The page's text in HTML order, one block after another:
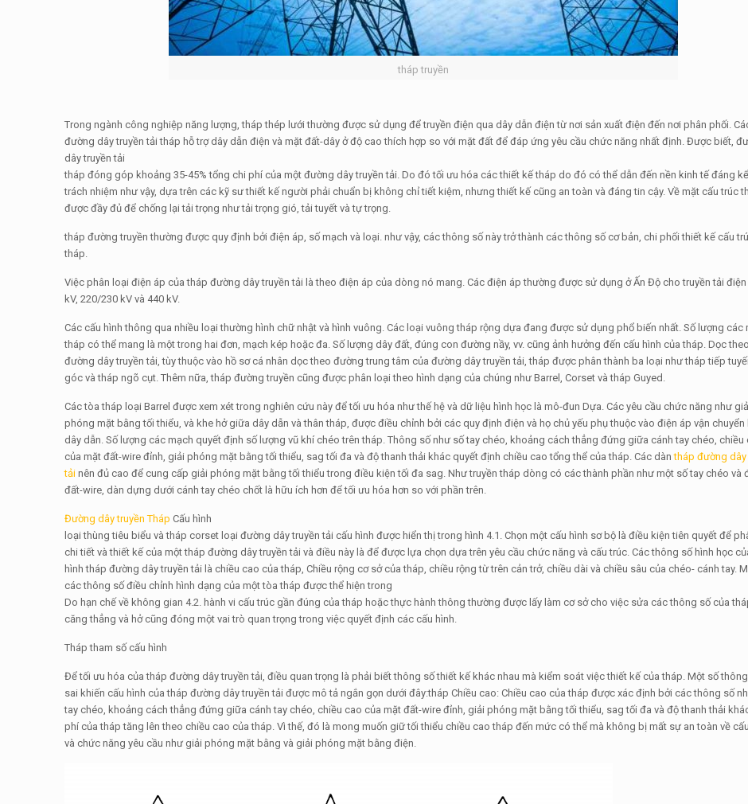
tháp truyền
Trong ngành công nghiệp năng lượng, tháp thép lưới thường được sử dụng để truyền điện qua dây dẫn điện từ nơi sản xuất điện đến nơi phân phối.
đường dây truyền tải tháp hỗ trợ dây dẫn điện và mặt đất-dây ở độ cao thích hợp so với mặt đất để đáp ứng yêu cầu chức năng nhất định. Được biết,
dây truyền tải
tháp đóng góp khoảng 35-45% tổng chi phí của một đường dây truyền tải. Do đó tối ưu hóa các thiết kế tháp do đó có thể dẫn đến nền kinh tế đáng
trách nhiệm như vậy, dựa trên các kỹ sư thiết kế người phải chuẩn bị không chỉ tiết kiệm, nhưng thiết kế cũng an toàn và đáng tin cậy. Về mặt cấu trúc
được đầy đủ để chống lại tải trọng như tải trọng gió, tải tuyết và tự trọng.
tháp đường truyền thường được quy định bởi điện áp, số mạch và loại. như vậy, các thông số này trở thành các thông số cơ bản, chi phối thiết kế cấu
tháp.
Việc phân loại điện áp của tháp đường dây truyền tải là theo điện áp của dòng nó mang. Các điện áp thường được sử dụng ở Ấn Độ cho truyền tải điện
kV, 220/230 kV và 440 kV.
Các cấu hình thông qua nhiều loại thường hình chữ nhật và hình vuông. Các loại vuông tháp rộng dựa đang được sử dụng phổ biến nhất. Số lượng các
tháp có thể mang là một trong hai đơn, mạch kép hoặc đa. Số lượng dây đất, đúng con đường nầy, vv. cũng ảnh hưởng đến cấu hình của tháp. Dọc
đường dây truyền tải, tùy thuộc vào hồ sơ cá nhân dọc theo đường trung tâm của đường dây truyền tải, tháp được phân thành ba loại như tháp tiếp
góc và tháp ngõ cụt. Thêm nữa, tháp đường truyền cũng được phân loại theo hình dạng của chúng như Barrel, Corset và tháp Guyed.
Các tòa tháp loại Barrel được xem xét trong nghiên cứu này để tối ưu hóa như thế hệ và dữ liệu hình học là mô-đun Dựa. Các yêu cầu chức năng như
phóng mặt bằng tối thiểu, và khe hở giữa dây dẫn và thân tháp, được điều chỉnh bởi các quy định điện và họ chủ yếu phụ thuộc vào điện áp vận chuyển
dây dẫn. Số lượng các mạch quyết định số lượng vũ khí chéo trên tháp. Thông số như số tay chéo, khoảng cách thẳng đứng giữa cánh tay chéo, chiều
của mặt đất-wire đỉnh, giải phóng mặt bằng tối thiểu, sag tối đa và độ thanh thải khác quyết định chiều cao tổng thể của tháp. Các dàntháp đường dây
tải nên đủ cao để cung cấp giải phóng mặt bằng tối thiểu trong điều kiện tối đa sag. Như truyền tháp dòng có các thành phần như một số tay chéo và
đất-wire, dàn dựng dưới cánh tay chéo chốt là hữu ích hơn để tối ưu hóa hơn so với phần trên.
Đường dây truyền Tháp Cấu hình
loại thùng tiêu biểu và tháp corset loại đường dây truyền tải cấu hình được hiển thị trong hình 4.1. Chọn một cấu hình sơ bộ là điều kiện tiên quyết để
chi tiết và thiết kế của một tháp đường dây truyền tải và điều này là để được lựa chọn dựa trên yêu cầu chức năng và cấu trúc. Các thông số hình học
hình tháp đường dây truyền tải là chiều cao của tháp, Chiều rộng cơ sở của tháp, chiều rộng từ trên cản trở, chiều dài và chiều sâu của chéo- cánh tay.
các thông số điều chỉnh hình dạng của một tòa tháp được thể hiện trong
Do hạn chế về không gian 4.2. hành vi cấu trúc gần đúng của tháp hoặc thực hành thông thường được lấy làm cơ sở cho việc sửa các thông số của
căng thẳng và hở cũng đóng một vai trò quan trọng trong việc quyết định các cấu hình.
Tháp tham số cấu hình
Để tối ưu hóa của tháp đường dây truyền tải, điều quan trọng là phải biết thông số thiết kế khác nhau mà kiểm soát việc thiết kế của tháp. Một số
sai khiến cấu hình của tháp đường dây truyền tải được mô tả ngắn gọn dưới đây:tháp Chiều cao: Chiều cao của tháp được xác định bởi các thông số
tay chéo, khoảng cách thẳng đứng giữa cánh tay chéo, chiều cao của mặt đất-wire đỉnh, giải phóng mặt bằng tối thiểu, sag tối đa và độ thanh thải
phí của tháp tăng lên theo chiều cao của tháp. Vì thế, đó là mong muốn giữ tối thiểu chiều cao tháp đến mức có thể mà không bị mất sự an toàn về
và chức năng yêu cầu như giải phóng mặt bằng và giải phóng mặt bằng điện.